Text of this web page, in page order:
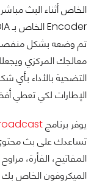
تم وضعه بشكل منفصل
معالجك المركزي
التضحية بالأداء
الإطارات لكي تعطي
يوفر برنامج
تساعدك على بث
المفاتيح، الفأرة،
الميكروفون الخاص